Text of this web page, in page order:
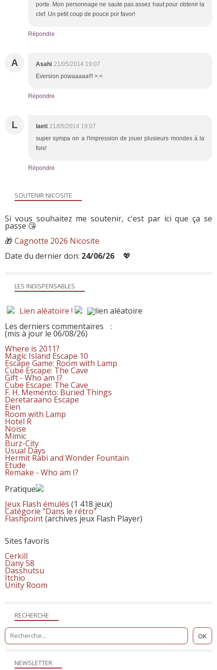
porte. Mon personnage ne saute pas assez haut pour obtenir la
clef. Un petit coup de pouce por favor!
Répondre
A Asahi 21/05/2014 19:07
Eversion powaaaaa!!! >.<
Répondre
L laeti 21/05/2014 19:07
super sympa on a l'impression de jouer plusieurs mondes à la
fois!
Répondre
NEWSLETTER
RECHERCHE
LES INDISPENSABLES
Lien aléatoire !
Les derniers commentaires
:
(mis à jour le 06/08/26)
Where is 2011?
Magic Island Escape 10
Escape Game: Room with Lamp
Cube Escape: The Cave
Gift - Who am I?
Cube Escape: The Cave
F. H. Memento: Buried Things
Deretaraano Escape
Eien
Room with Lamp
Hotel R
Noise
Mimic
Burz-City
Usual Days
Hermit Rabi and Wonder Fountain
Etude
Remake - Who am I?
Pratique
Jeux Flash émulés (1 418 jeux)
Catégorie "Dans le rétro"
Flashpoint(archives jeux Flash Player)
Sites favoris
Cerkill
Dany 58
Dasshutsu
Itchio
Unity Room
SOUTENIR NICOSITE
Si vous souhaitez me soutenir, c'est par ici que ça se
passe 😘
🎁 Cagnotte 2026 Nicosite
Date du dernier don: 24/06/26 💖